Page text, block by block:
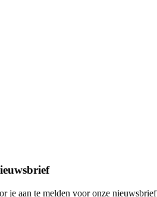
je aan te melden voor onze nieuwsbrief